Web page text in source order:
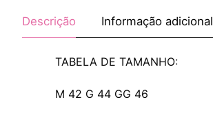
Descrição Informação adicional
TABELA DE TAMANHO:
M 42 G 44 GG 46